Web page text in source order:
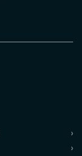
›
›